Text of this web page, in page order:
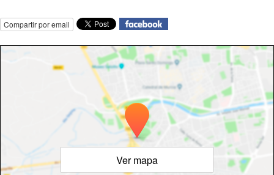
Compartir por email
Ver mapa